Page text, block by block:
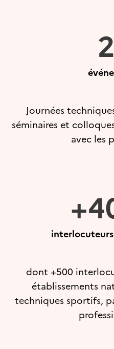
Journées
séminaires et
avec les
dont +500
établissements
techniques sportifs,